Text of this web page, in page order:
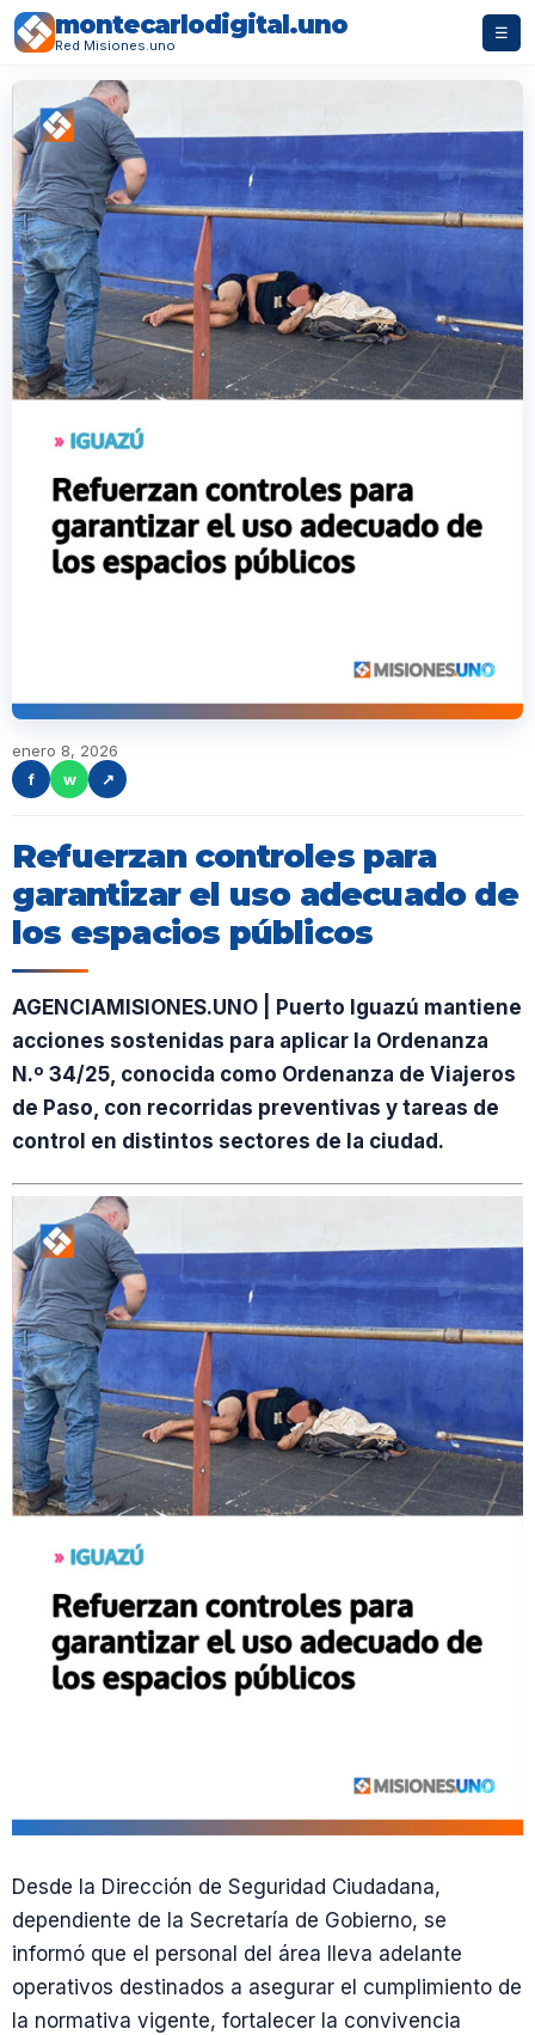
montecarlodigital.uno
Red Misiones.uno
☰
enero 8, 2026
f
w ↗
Refuerzan controles para
garantizar el uso adecuado de
los espacios públicos
AGENCIAMISIONES.UNO | Puerto Iguazú mantiene
acciones sostenidas para aplicar la Ordenanza
N.º 34/25, conocida como Ordenanza de Viajeros
de Paso, con recorridas preventivas y tareas de
control en distintos sectores de la ciudad.
Desde la Dirección de Seguridad Ciudadana,
dependiente de la Secretaría de Gobierno, se
informó que el personal del área lleva adelante
operativos destinados a asegurar el cumplimiento de
la normativa vigente, fortalecer la convivencia